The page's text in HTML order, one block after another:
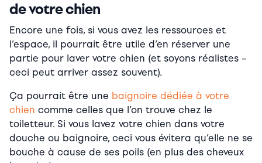
de votre chien
Encore une fois, si vous avez les ressources et
l’espace, il pourrait être utile d’en réserver une
partie pour laver votre chien (et soyons réalistes –
ceci peut arriver assez souvent).
Ça pourrait être une baignoire dédiée à votre
chien comme celles que l’on trouve chez le
toiletteur. Si vous lavez votre chien dans votre
douche ou baignoire, ceci vous évitera qu’elle ne se
bouche à cause de ses poils (en plus des cheveux